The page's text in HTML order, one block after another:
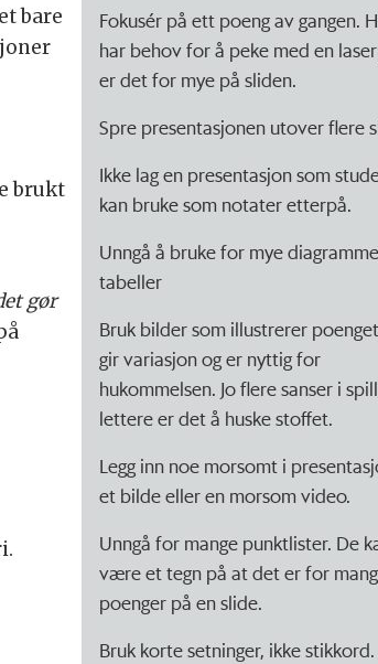
Fokusér på ett poeng av gangen.
har behov for å peke med en
er det for mye på sliden.
Spre presentasjonen utover flere
Ikke lag en presentasjon som
kan bruke som notater etterpå.
Unngå å bruke for mye
tabeller
Bruk bilder som illustrerer
gir variasjon og er nyttig for
hukommelsen. Jo flere sanser i
lettere er det å huske stoffet.
Legg inn noe morsomt i
et bilde eller en morsom video.
Unngå for mange punktlister. De
være et tegn på at det er for
poenger på en slide.
Bruk korte setninger, ikke stikkord.
bare
brukt
gør